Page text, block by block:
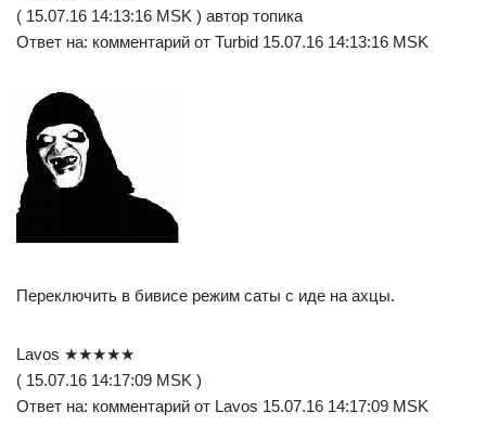
( 15.07.16 14:13:16 MSK ) автор топика
Ответ на: комментарий от Turbid 15.07.16 14:13:16 MSK
Переключить в бивисе режим саты с иде на ахцы.
Lavos ★★★★★
( 15.07.16 14:17:09 MSK )
Ответ на: комментарий от Lavos 15.07.16 14:17:09 MSK